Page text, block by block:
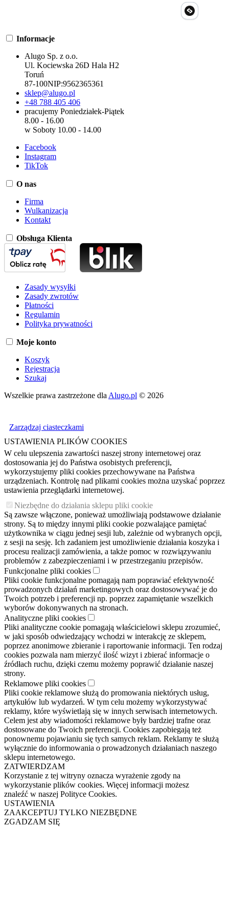
Informacje
Alugo Sp. z o.o.
Ul. Kociewska 26D Hala H2
Toruń
87-100NIP:9562365361
sklep@alugo.pl
+48 788 405 406
pracujemy Poniedziałek-Piątek
8.00 - 16.00
w Soboty 10.00 - 14.00
Facebook
Instagram
TikTok
O nas
Firma
Wulkanizacja
Kontakt
Obsługa Klienta
Zasady wysyłki
Zasady zwrotów
Płatności
Regulamin
Polityka prywatności
Moje konto
Koszyk
Rejestracja
Szukaj
Wszelkie prawa zastrzeżone dla Alugo.pl © 2026
Zarządzaj ciasteczkami
USTAWIENIA PLIKÓW COOKIES
W celu ulepszenia zawartości naszej strony internetowej oraz
dostosowania jej do Państwa osobistych preferencji,
wykorzystujemy pliki cookies przechowywane na Państwa
urządzeniach. Kontrolę nad plikami cookies można uzyskać poprzez
ustawienia przeglądarki internetowej.
Niezbędne do działania sklepu pliki cookie
Są zawsze włączone, ponieważ umożliwiają podstawowe działanie
strony. Są to między innymi pliki cookie pozwalające pamiętać
użytkownika w ciągu jednej sesji lub, zależnie od wybranych opcji,
z sesji na sesję. Ich zadaniem jest umożliwienie działania koszyka i
procesu realizacji zamówienia, a także pomoc w rozwiązywaniu
problemów z zabezpieczeniami i w przestrzeganiu przepisów.
Funkcjonalne pliki cookies
Pliki cookie funkcjonalne pomagają nam poprawiać efektywność
prowadzonych działań marketingowych oraz dostosowywać je do
Twoich potrzeb i preferencji np. poprzez zapamiętanie wszelkich
wyborów dokonywanych na stronach.
Analityczne pliki cookies
Pliki analityczne cookie pomagają właścicielowi sklepu zrozumieć,
w jaki sposób odwiedzający wchodzi w interakcję ze sklepem,
poprzez anonimowe zbieranie i raportowanie informacji. Ten rodzaj
cookies pozwala nam mierzyć ilość wizyt i zbierać informacje o
źródłach ruchu, dzięki czemu możemy poprawić działanie naszej
strony.
Reklamowe pliki cookies
Pliki cookie reklamowe służą do promowania niektórych usług,
artykułów lub wydarzeń. W tym celu możemy wykorzystywać
reklamy, które wyświetlają się w innych serwisach internetowych.
Celem jest aby wiadomości reklamowe były bardziej trafne oraz
dostosowane do Twoich preferencji. Cookies zapobiegają też
ponownemu pojawianiu się tych samych reklam. Reklamy te służą
wyłącznie do informowania o prowadzonych działaniach naszego
sklepu internetowego.
ZATWIERDZAM
Korzystanie z tej witryny oznacza wyrażenie zgody na
wykorzystanie plików cookies. Więcej informacji możesz
znaleźć w naszej Polityce Cookies.
USTAWIENIA
ZAAKCEPTUJ TYLKO NIEZBĘDNE
ZGADZAM SIĘ